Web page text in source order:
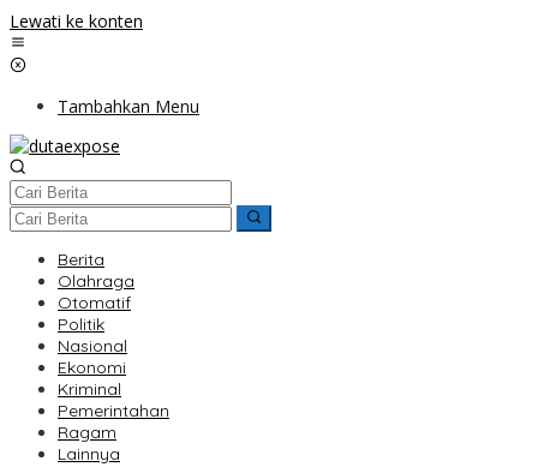
Lewati ke konten
Tambahkan Menu
Berita
Olahraga
Otomatif
Politik
Nasional
Ekonomi
Kriminal
Pemerintahan
Ragam
Lainnya